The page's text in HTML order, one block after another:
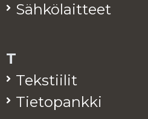
Säh­kö­lait­teet
T
Teks­tii­lit
Tie­to­pank­ki